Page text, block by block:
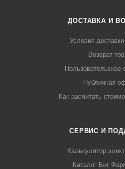
ДОСТАВКА И
Условия
Возврат
Пользовательское
Публичная
Как расчитать
СЕРВИС И
Калькулятор
Каталог Биг